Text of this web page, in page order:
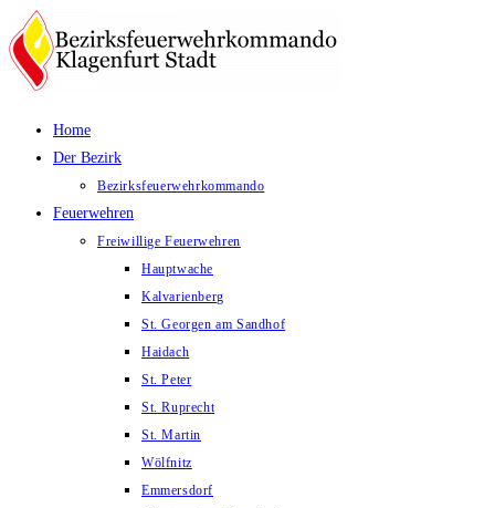
Zum
Inhalt
springen
Home
Der Bezirk
Bezirksfeuerwehrkommando
Feuerwehren
Freiwillige Feuerwehren
Hauptwache
Kalvarienberg
St. Georgen am Sandhof
Haidach
St. Peter
St. Ruprecht
St. Martin
Wölfnitz
Emmersdorf